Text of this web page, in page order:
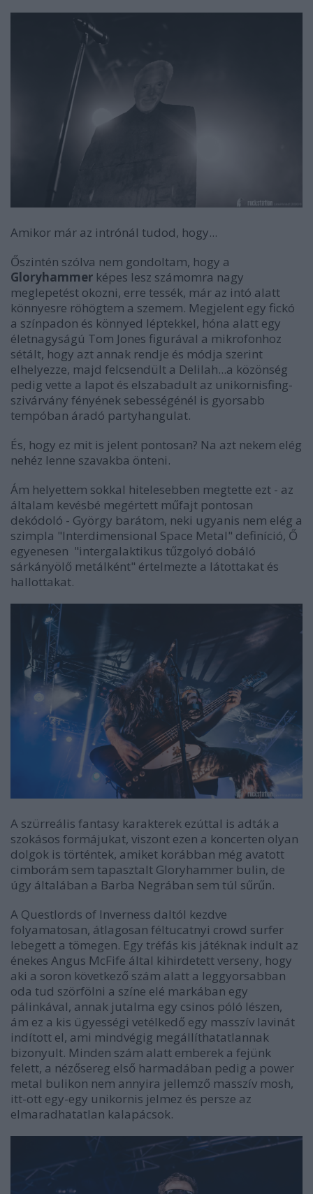
Amikor már az intrónál tudod, hogy...
Őszintén szólva nem gondoltam, hogy a
Gloryhammer képes lesz számomra nagy
meglepetést okozni, erre tessék, már az intó alatt
könnyesre röhögtem a szemem. Megjelent egy fickó
a színpadon és könnyed léptekkel, hóna alatt egy
életnagyságú Tom Jones figurával a mikrofonhoz
sétált, hogy azt annak rendje és módja szerint
elhelyezze, majd felcsendült a Delilah...a közönség
pedig vette a lapot és elszabadult az unikornisfing-
szivárvány fényének sebességénél is gyorsabb
tempóban áradó partyhangulat.
És, hogy ez mit is jelent pontosan? Na azt nekem elég
nehéz lenne szavakba önteni.
Ám helyettem sokkal hitelesebben megtette ezt - az
általam kevésbé megértett műfajt pontosan
dekódoló - György barátom, neki ugyanis nem elég a
szimpla "Interdimensional Space Metal" definíció, Ő
egyenesen "intergalaktikus tűzgolyó dobáló
sárkányölő metálként" értelmezte a látottakat és
hallottakat.
A szürreális fantasy karakterek ezúttal is adták a
szokásos formájukat, viszont ezen a koncerten olyan
dolgok is történtek, amiket korábban még avatott
cimborám sem tapasztalt Gloryhammer bulin, de
úgy általában a Barba Negrában sem túl sűrűn.
A Questlords of Inverness daltól kezdve
folyamatosan, átlagosan féltucatnyi crowd surfer
lebegett a tömegen. Egy tréfás kis játéknak indult az
énekes Angus McFife által kihirdetett verseny, hogy
aki a soron következő szám alatt a leggyorsabban
oda tud szörfölni a színe elé markában egy
pálinkával, annak jutalma egy csinos póló lészen,
ám ez a kis ügyességi vetélkedő egy masszív lavinát
indított el, ami mindvégig megállíthatatlannak
bizonyult. Minden szám alatt emberek a fejünk
felett, a nézősereg első harmadában pedig a power
metal bulikon nem annyira jellemző masszív mosh,
itt-ott egy-egy unikornis jelmez és persze az
elmaradhatatlan kalapácsok.